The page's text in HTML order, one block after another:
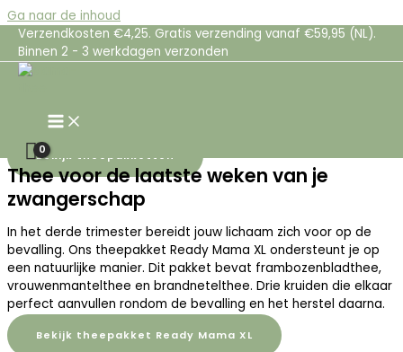
Ga naar de inhoud
Verzendkosten €4,25. Gratis verzending vanaf €59,95 (NL).
Binnen 2 - 3 werkdagen verzonden
Mama-thee voor rust, voorbereiding en herstel
tijdens je zwangerschap
van rust én ondersteuning van je lichaam
Bekijk theepakketten
Thee voor de laatste weken van je
zwangerschap
In het derde trimester bereidt jouw lichaam zich voor op de
bevalling. Ons theepakket Ready Mama XL ondersteunt je op
een natuurlijke manier. Dit pakket bevat frambozenbladthee,
vrouwenmantelthee en brandnetelthee. Drie kruiden die elkaar
perfect aanvullen rondom de bevalling en het herstel daarna.
Bekijk theepakket Ready Mama XL